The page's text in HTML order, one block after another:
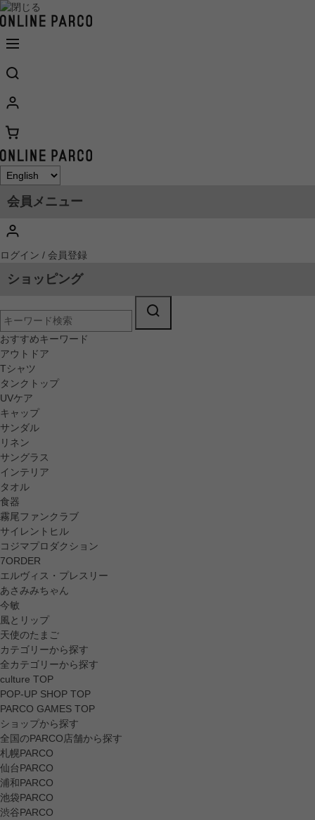
会員メニュー
ログイン / 会員登録
ショッピング
おすすめキーワード
アウトドア
Tシャツ
タンクトップ
UVケア
キャップ
サンダル
リネン
サングラス
インテリア
タオル
食器
霧尾ファンクラブ
サイレントヒル
コジマプロダクション
7ORDER
エルヴィス・プレスリー
あさみみちゃん
今敏
風とリップ
天使のたまご
カテゴリーから探す
全カテゴリーから探す
culture TOP
POP-UP SHOP TOP
PARCO GAMES TOP
ショップから探す
全国のPARCO店舗から探す
札幌PARCO
仙台PARCO
浦和PARCO
池袋PARCO
渋谷PARCO